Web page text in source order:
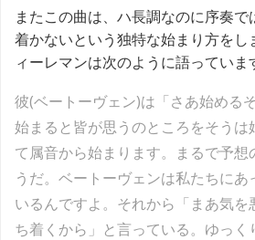
またこの曲は、ハ長調なのに序奏
着かないという独特な始まり方をし
ィーレマンは次のように語っていま
彼(ベートーヴェン)は「さあ始める
始まると皆が思うのところをそうは
て属音から始まります。まるで予想
うだ。ベートーヴェンは私たちに
いるんですよ。それから「まあ気
ち着くから」と言っている。ゆっ